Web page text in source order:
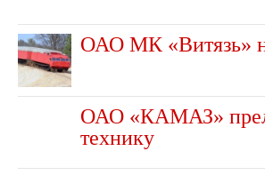
ОАО МК «Витязь»
ОАО «КАМАЗ»
технику